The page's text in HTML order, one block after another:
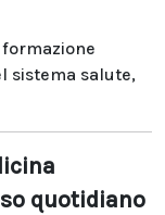
sistema salute,
quotidiano